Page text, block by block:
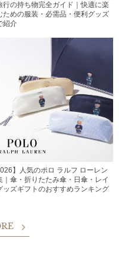
行の持ち物完全ガイド｜快適に楽
ための服装・必需品・便利グッズ
紹介
】人気のポロ ラルフ ローレン
｜傘・折りたたみ傘・日傘・レイ
ッズギフトのおすすめランキング